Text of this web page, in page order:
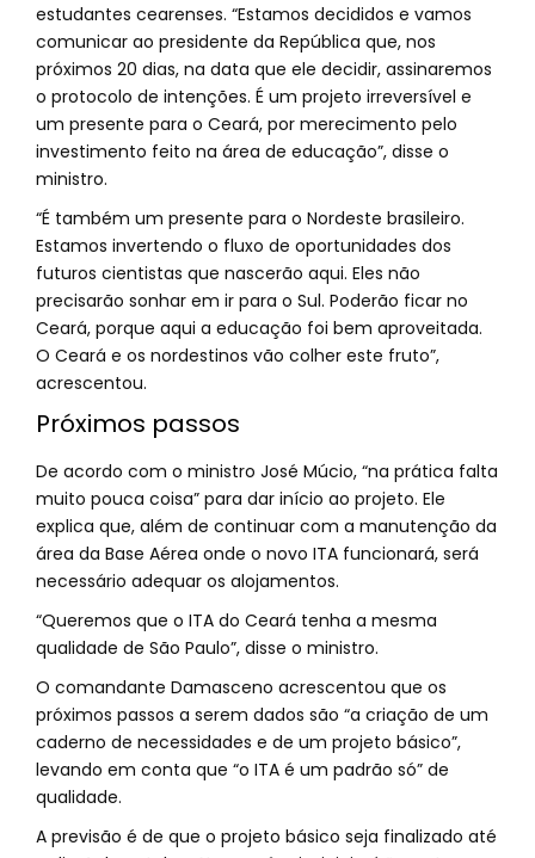
estudantes cearenses. “Estamos decididos e vamos
comunicar ao presidente da República que, nos
próximos 20 dias, na data que ele decidir, assinaremos
o protocolo de intenções. É um projeto irreversível e
um presente para o Ceará, por merecimento pelo
investimento feito na área de educação”, disse o
ministro.
“É também um presente para o Nordeste brasileiro.
Estamos invertendo o fluxo de oportunidades dos
futuros cientistas que nascerão aqui. Eles não
precisarão sonhar em ir para o Sul. Poderão ficar no
Ceará, porque aqui a educação foi bem aproveitada.
O Ceará e os nordestinos vão colher este fruto”,
acrescentou.
Próximos passos
De acordo com o ministro José Múcio, “na prática falta
muito pouca coisa” para dar início ao projeto. Ele
explica que, além de continuar com a manutenção da
área da Base Aérea onde o novo ITA funcionará, será
necessário adequar os alojamentos.
“Queremos que o ITA do Ceará tenha a mesma
qualidade de São Paulo”, disse o ministro.
O comandante Damasceno acrescentou que os
próximos passos a serem dados são “a criação de um
caderno de necessidades e de um projeto básico”,
levando em conta que “o ITA é um padrão só” de
qualidade.
A previsão é de que o projeto básico seja finalizado até